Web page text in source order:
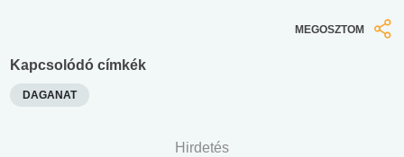
MEGOSZTOM
Kapcsolódó címkék
DAGANAT
Hirdetés